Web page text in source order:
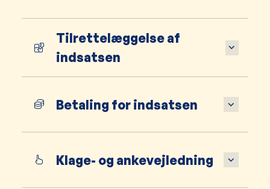
Tilrettelæggelse af
indsatsen
Betaling for indsatsen
Klage- og ankevejledning